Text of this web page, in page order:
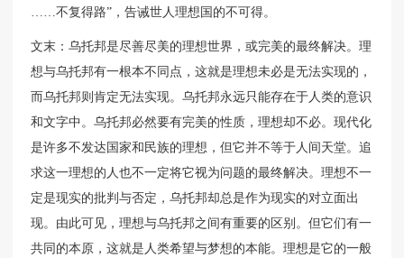
……不复得路”，告诫世人理想国的不可得。
文末：乌托邦是尽善尽美的理想世界，或完美的最终解决。理
想与乌托邦有一根本不同点，这就是理想未必是无法实现的，
而乌托邦则肯定无法实现。乌托邦永远只能存在于人类的意识
和文字中。乌托邦必然要有完美的性质，理想却不必。现代化
是许多不发达国家和民族的理想，但它并不等于人间天堂。追
求这一理想的人也不一定将它视为问题的最终解决。理想不一
定是现实的批判与否定，乌托邦却总是作为现实的对立面出
现。由此可见，理想与乌托邦之间有重要的区别。但它们有一
共同的本原，这就是人类希望与梦想的本能。理想是它的一般